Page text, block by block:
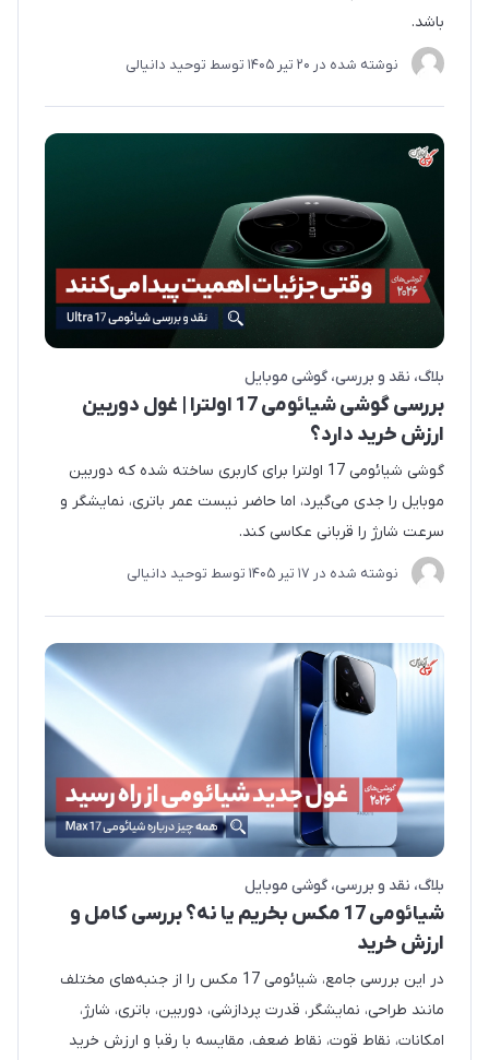
باشد.
نوشته شده در 20 تير 1405 توسط توحید دانیالی
بلاگ نقد و بررسی گوشی موبایل
بررسی گوشی شیائومی 17 اولترا | غول دوربین
ارزش خرید دارد؟
گوشی شیائومی 17 اولترا برای کاربری ساخته شده که دوربین
موبایل را جدی می‌گیرد، اما حاضر نیست عمر باتری، نمایشگر و
سرعت شارژ را قربانی عکاسی کند.
نوشته شده در 17 تير 1405 توسط توحید دانیالی
بلاگ نقد و بررسی گوشی موبایل
شیائومی 17 مکس بخریم یا نه؟ بررسی کامل و
ارزش خرید
در این بررسی جامع، شیائومی 17 مکس را از جنبه‌های مختلف
مانند طراحی، نمایشگر، قدرت پردازشی، دوربین، باتری، شارژ،
امکانات، نقاط قوت، نقاط ضعف، مقایسه با رقبا و ارزش خرید